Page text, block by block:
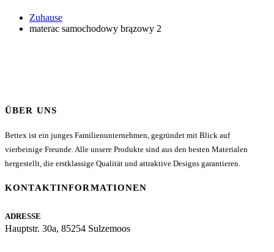
Zuhause
materac samochodowy brązowy 2
ÜBER UNS
Bettex ist ein junges Familienunternehmen, gegründet mit Blick auf
vierbeinige Freunde. Alle unsere Produkte sind aus den besten Materialen
hergestellt, die erstklassige Qualität und attraktive Designs garantieren.
KONTAKTINFORMATIONEN
ADRESSE
Hauptstr. 30a, 85254 Sulzemoos